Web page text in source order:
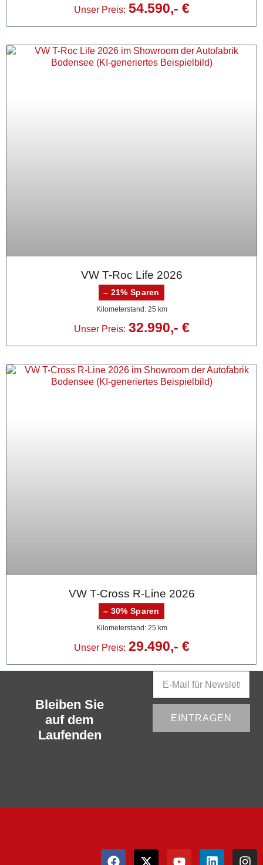
Unser Preis: 54.590,- €
VW T-Roc Life 2026
– 21% Sparen
Kilometerstand: 25 km
Unser Preis: 32.990,- €
VW T-Cross R-Line 2026
– 30% Sparen
Kilometerstand: 25 km
Unser Preis: 29.490,- €
Bleiben Sie
auf dem
Laufenden
EINTRAGEN